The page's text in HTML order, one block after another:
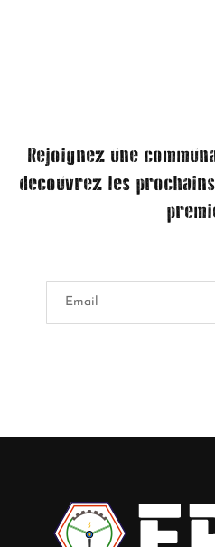
Rejoignez une
découvrez les